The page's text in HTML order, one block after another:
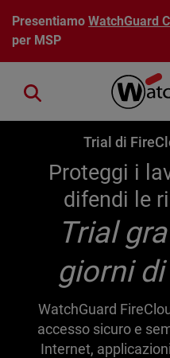
Salta al contenuto principale
PresentiamoWatchGuard
per MSP
Close search
Trial di
Proteggi i
difendi le
Trial
giorni
WatchGuard
accesso sicuro e
Internet,